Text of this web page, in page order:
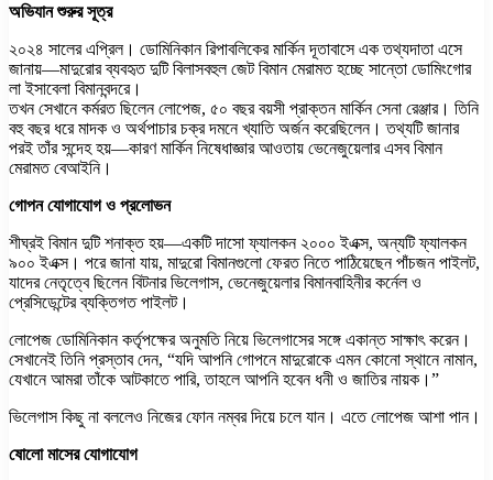
অভিযান শুরুর সূত্র
২০২৪ সালের এপ্রিল। ডোমিনিকান রিপাবলিকের মার্কিন দূতাবাসে এক তথ্যদাতা এসে
জানায়—মাদুরোর ব্যবহৃত দুটি বিলাসবহুল জেট বিমান মেরামত হচ্ছে সান্তো ডোমিংগোর
লা ইসাবেলা বিমানবন্দরে।
তখন সেখানে কর্মরত ছিলেন লোপেজ, ৫০ বছর বয়সী প্রাক্তন মার্কিন সেনা রেঞ্জার। তিনি
বহু বছর ধরে মাদক ও অর্থপাচার চক্র দমনে খ্যাতি অর্জন করেছিলেন। তথ্যটি জানার
পরই তাঁর সন্দেহ হয়—কারণ মার্কিন নিষেধাজ্ঞার আওতায় ভেনেজুয়েলার এসব বিমান
মেরামত বেআইনি।
গোপন যোগাযোগ ও প্রলোভন
শীঘ্রই বিমান দুটি শনাক্ত হয়—একটি দাসো ফ্যালকন ২০০০ ইএক্স, অন্যটি ফ্যালকন
৯০০ ইএক্স। পরে জানা যায়, মাদুরো বিমানগুলো ফেরত নিতে পাঠিয়েছেন পাঁচজন পাইলট,
যাদের নেতৃত্বে ছিলেন বিটনার ভিলেগাস, ভেনেজুয়েলার বিমানবাহিনীর কর্নেল ও
প্রেসিডেন্টের ব্যক্তিগত পাইলট।
লোপেজ ডোমিনিকান কর্তৃপক্ষের অনুমতি নিয়ে ভিলেগাসের সঙ্গে একান্ত সাক্ষাৎ করেন।
সেখানেই তিনি প্রস্তাব দেন, “যদি আপনি গোপনে মাদুরোকে এমন কোনো স্থানে নামান,
যেখানে আমরা তাঁকে আটকাতে পারি, তাহলে আপনি হবেন ধনী ও জাতির নায়ক।”
ভিলেগাস কিছু না বললেও নিজের ফোন নম্বর দিয়ে চলে যান। এতে লোপেজ আশা পান।
ষোলো মাসের যোগাযোগ